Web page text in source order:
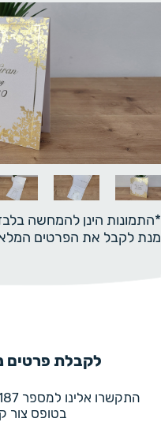
*התמונות הינן להמחשה
מנת לקבל את הפרטים
לקבלת פרטים
בטופס צור